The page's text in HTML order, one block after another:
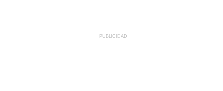
PUBLICIDAD